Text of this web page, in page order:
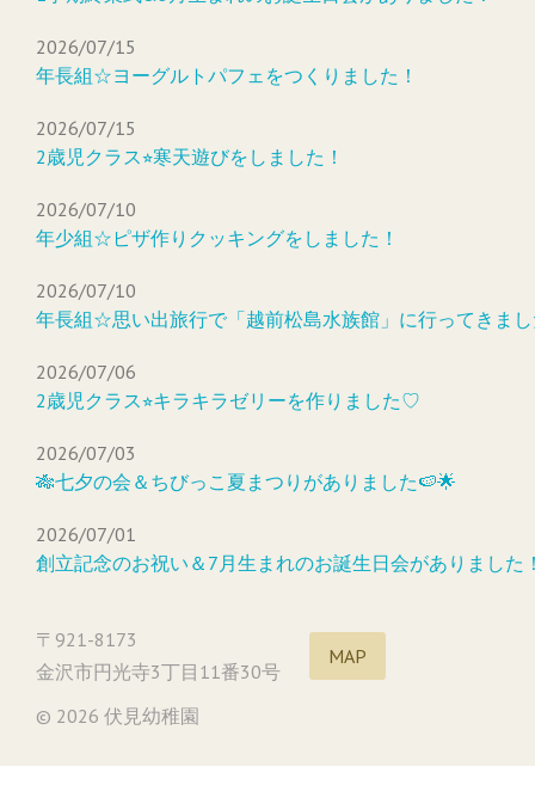
2026/07/15
年長組☆ヨーグルトパフェをつくりました！
2026/07/15
2歳児クラス⭐︎寒天遊びをしました！
2026/07/10
年少組☆ピザ作りクッキングをしました！
2026/07/10
年長組☆思い出旅行で「越前松島水族館」に行ってきま
2026/07/06
2歳児クラス⭐︎キラキラゼリーを作りました♡
2026/07/03
🎋七夕の会＆ちびっこ夏まつりがありました🍉🌟
2026/07/01
創立記念のお祝い＆7月生まれのお誕生日会がありました
〒921-8173
金沢市円光寺3丁目11番30号
MAP
© 2026 伏見幼稚園